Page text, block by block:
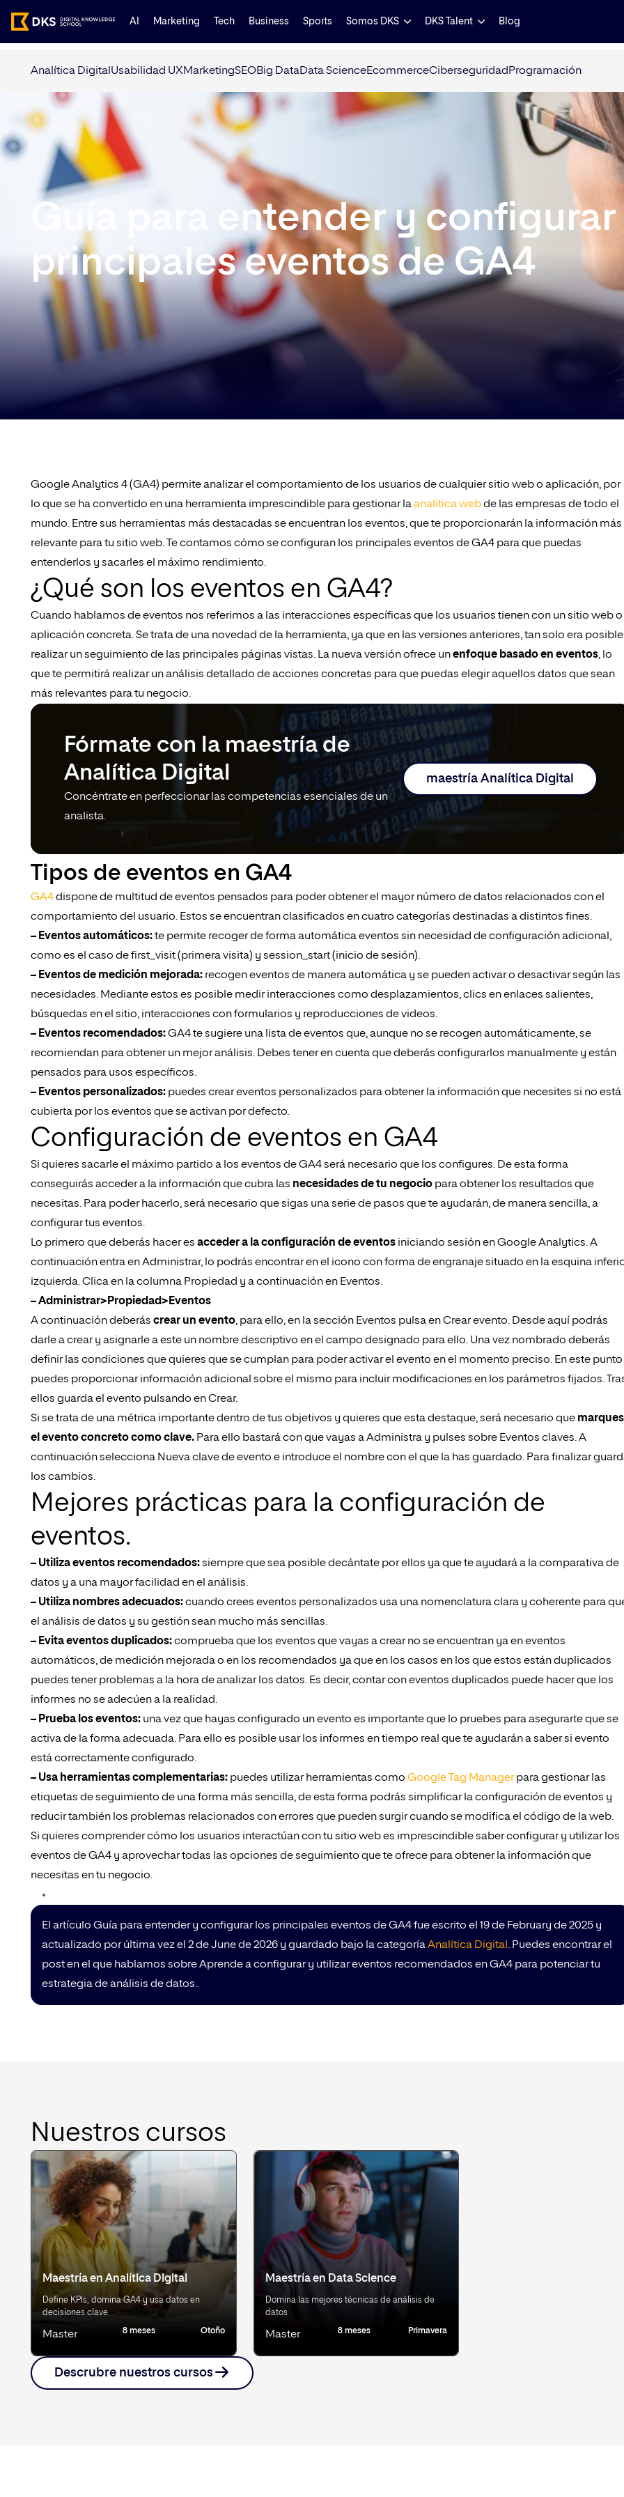
AI Marketing Tech Business Sports Somos DKS DKS Talent Blog
Analítica Digital Usabilidad UXMarketingSEOBig DataData ScienceEcommerceCiberseguridad Programación
Guía para entender y configurar
principales eventos de GA4
Google Analytics 4 (GA4) permite analizar el comportamiento de los usuarios de cualquier sitio web o aplicación, por
lo que se ha convertido en una herramienta imprescindible para gestionar laanalítica webde las empresas de todo el
mundo. Entre sus herramientas más destacadas se encuentran los eventos, que te proporcionarán la información más
relevante para tu sitio web. Te contamos cómo se configuran los principales eventos de GA4 para que puedas
entenderlos y sacarles el máximo rendimiento.
¿Qué son los eventos en GA4?
Cuando hablamos de eventos nos referimos a las interacciones específicas que los usuarios tienen con un sitio web o
aplicación concreta. Se trata de una novedad de la herramienta, ya que en las versiones anteriores, tan solo era posible
realizar un seguimiento de las principales páginas vistas. La nueva versión ofrece unenfoque basado en eventos, lo
que te permitirá realizar un análisis detallado de acciones concretas para que puedas elegir aquellos datos que sean
más relevantes para tu negocio.
Fórmate con la maestría de
Analítica Digital
Concéntrate en perfeccionar las competencias esenciales de un
analista.
maestría Analítica Digital
Tipos de eventos en GA4
GA4dispone de multitud de eventos pensados para poder obtener el mayor número de datos relacionados con el
comportamiento del usuario. Estos se encuentran clasificados en cuatro categorías destinadas a distintos fines.
– Eventos automáticos:te permite recoger de forma automática eventos sin necesidad de configuración adicional,
como es el caso de first_visit (primera visita) y session_start (inicio de sesión).
– Eventos de medición mejorada: recogen eventos de manera automática y se pueden activar o desactivar según las
necesidades. Mediante estos es posible medir interacciones como desplazamientos, clics en enlaces salientes,
búsquedas en el sitio, interacciones con formularios y reproducciones de videos.
– Eventos recomendados:GA4 te sugiere una lista de eventos que, aunque no se recogen automáticamente, se
recomiendan para obtener un mejor análisis. Debes tener en cuenta que deberás configurarlos manualmente y están
pensados para usos específicos.
– Eventos personalizados: puedes crear eventos personalizados para obtener la información que necesites si no está
cubierta por los eventos que se activan por defecto.
Configuración de eventos en GA4
Si quieres sacarle el máximo partido a los eventos de GA4 será necesario que los configures. De esta forma
conseguirás acceder a la información que cubra las necesidades de tu negocio para obtener los resultados que
necesitas. Para poder hacerlo, será necesario que sigas una serie de pasos que te ayudarán, de manera sencilla, a
configurar tus eventos.
Lo primero que deberás hacer es acceder a la configuración de eventos iniciando sesión en Google Analytics. A
continuación entra en Administrar, lo podrás encontrar en el icono con forma de engranaje situado en la esquina
izquierda. Clica en la columna Propiedad y a continuación en Eventos.
– Administrar>Propiedad>Eventos
A continuación deberás crear un evento, para ello, en la sección Eventos pulsa en Crear evento. Desde aquí podrás
darle a crear y asignarle a este un nombre descriptivo en el campo designado para ello. Una vez nombrado deberás
definir las condiciones que quieres que se cumplan para poder activar el evento en el momento preciso. En este punto
puedes proporcionar información adicional sobre el mismo para incluir modificaciones en los parámetros fijados.
ellos guarda el evento pulsando en Crear.
Si se trata de una métrica importante dentro de tus objetivos y quieres que esta destaque, será necesario que marques
el evento concreto como clave. Para ello bastará con que vayas a Administra y pulses sobre Eventos claves. A
continuación selecciona Nueva clave de evento e introduce el nombre con el que la has guardado. Para finalizar
los cambios.
Mejores prácticas para la configuración de
eventos.
– Utiliza eventos recomendados:siempre que sea posible decántate por ellos ya que te ayudará a la comparativa de
datos y a una mayor facilidad en el análisis.
– Utiliza nombres adecuados:cuando crees eventos personalizados usa una nomenclatura clara y coherente para
el análisis de datos y su gestión sean mucho más sencillas.
– Evita eventos duplicados:comprueba que los eventos que vayas a crear no se encuentran ya en eventos
automáticos, de medición mejorada o en los recomendados ya que en los casos en los que estos están duplicados
puedes tener problemas a la hora de analizar los datos. Es decir, contar con eventos duplicados puede hacer que los
informes no se adecúen a la realidad.
– Prueba los eventos: una vez que hayas configurado un evento es importante que lo pruebes para asegurarte que se
activa de la forma adecuada. Para ello es posible usar los informes en tiempo real que te ayudarán a saber si evento
está correctamente configurado.
– Usa herramientas complementarias: puedes utilizar herramientas como Google Tag Managerpara gestionar las
etiquetas de seguimiento de una forma más sencilla, de esta forma podrás simplificar la configuración de eventos y
reducir también los problemas relacionados con errores que pueden surgir cuando se modifica el código de la web.
Si quieres comprender cómo los usuarios interactúan con tu sitio web es imprescindible saber configurar y utilizar los
eventos de GA4 y aprovechar todas las opciones de seguimiento que te ofrece para obtener la información que
necesitas en tu negocio.
El artículo Guía para entender y configurar los principales eventos de GA4 fue escrito el 19 de February de 2025 y
actualizado por última vez el 2 de June de 2026 y guardado bajo la categoríaAnalítica Digital . Puedes encontrar el
post en el que hablamos sobre Aprende a configurar y utilizar eventos recomendados en GA4 para potenciar tu
estrategia de análisis de datos..
Nuestros cursos
Maestría en Analítica Digital
Define KPIs, domina GA4 y usa datos en
decisiones clave
Master 8 meses Otoño
Maestría en Data Science
Domina las mejores técnicas de análisis de
datos
Master 8 meses Primavera
Descrubre nuestros cursos